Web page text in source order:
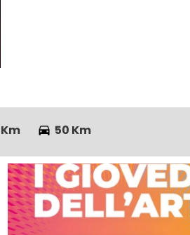
50 Km